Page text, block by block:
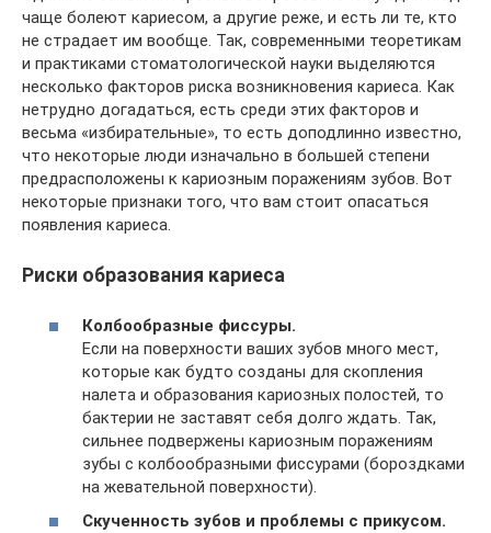
чаще болеют кариесом, а другие реже, и есть ли те, кто
не страдает им вообще. Так, современными теоретикам
и практиками стоматологической науки выделяются
несколько факторов риска возникновения кариеса. Как
нетрудно догадаться, есть среди этих факторов и
весьма «избирательные», то есть доподлинно известно,
что некоторые люди изначально в большей степени
предрасположены к кариозным поражениям зубов. Вот
некоторые признаки того, что вам стоит опасаться
появления кариеса.
Риски образования кариеса
Колбообразные фиссуры.
Если на поверхности ваших зубов много мест,
которые как будто созданы для скопления
налета и образования кариозных полостей, то
бактерии не заставят себя долго ждать. Так,
сильнее подвержены кариозным поражениям
зубы с колбообразными фиссурами (бороздками
на жевательной поверхности).
Скученность зубов и проблемы с прикусом.